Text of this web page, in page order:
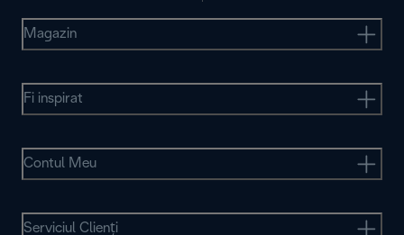
Magazin
Fi inspirat
Contul Meu
Serviciul Clienţi